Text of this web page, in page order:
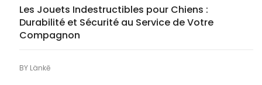
Les Jouets Indestructibles pour Chiens :
Durabilité et Sécurité au Service de Votre
Compagnon
BY Länkē